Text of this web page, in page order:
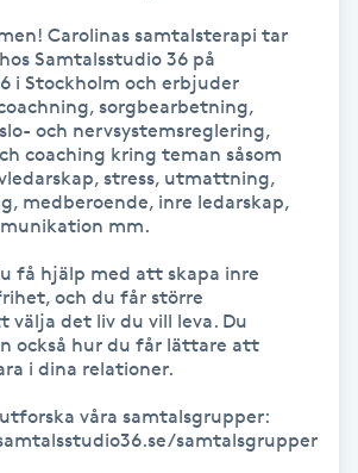
Carolinas samtalsterapi tar
Samtalsstudio 36 på
i Stockholm och erbjuder
sorgbearbetning,
och nervsystemsreglering,
coaching kring teman såsom
stress, utmattning,
medberoende, inre ledarskap,
mm.
få hjälp med att skapa inre
och du får större
välja det liv du vill leva. Du
också hur du får lättare att
i dina relationer.
våra samtalsgrupper:
samtalsgrupper